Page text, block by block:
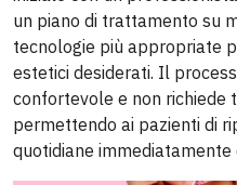
un piano di trattamento su
tecnologie più appropriate
estetici desiderati. Il
confortevole e non richiede
permettendo ai pazienti di
quotidiane immediatamente